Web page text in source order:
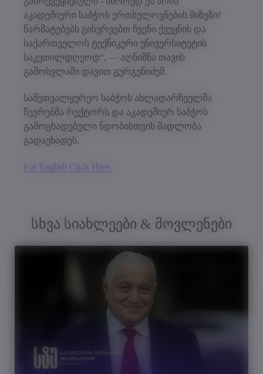
აკადემიური საბჭოს ერთსულოვნების მიზეზი!
წარმატებებს გისურვებთ ჩვენი ქვეყნის და
საქართველოს ტექნიკური უნივერსიტეტის
საკეთილდღეოდ“, — აღნიშნა თავის
გამოსვლაში დავით გურგენიძემ.
სამეთვალყურეო საბჭოს ახლადარჩეულმა
წევრებმა რექტორს და აკადემიურ საბჭოს
გამოცხადებული ნდობისთვის მადლობა
გადაუხადეს.
For English Click Here.
სხვა სიახლეები & მოვლენები